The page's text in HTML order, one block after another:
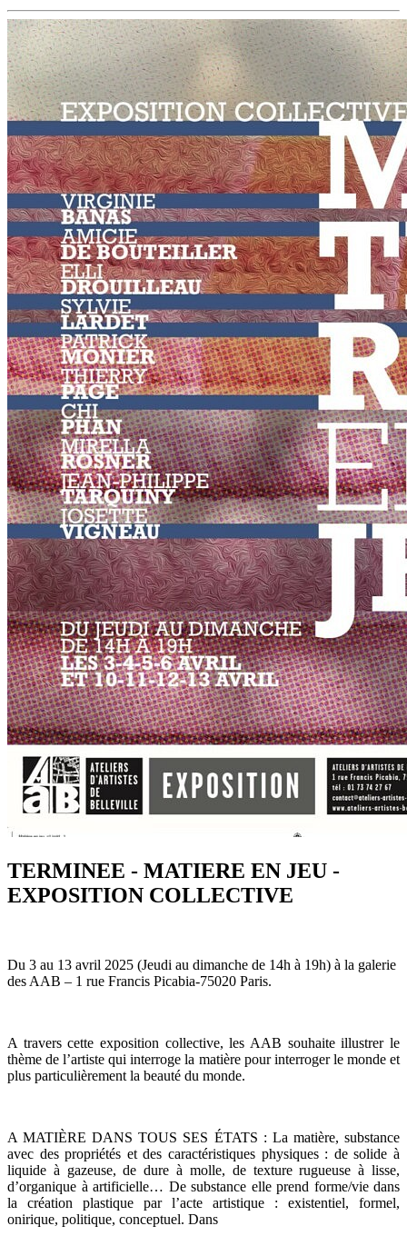
TERMINEE - MATIERE EN JEU -
EXPOSITION COLLECTIVE
Du 3 au 13 avril 2025 (Jeudi au dimanche de 14h à 19h) à la galerie
des AAB – 1 rue Francis Picabia-75020 Paris.
A travers cette exposition collective, les AAB souhaite illustrer le
thème de l’artiste qui interroge la matière pour interroger le monde et
plus particulièrement la beauté du monde.
A MATIÈRE DANS TOUS SES ÉTATS : La matière, substance
avec des propriétés et des caractéristiques physiques : de solide à
liquide à gazeuse, de dure à molle, de texture rugueuse à lisse,
d’organique à artificielle… De substance elle prend forme/vie dans
la création plastique par l’acte artistique : existentiel, formel,
onirique, politique, conceptuel. Dans